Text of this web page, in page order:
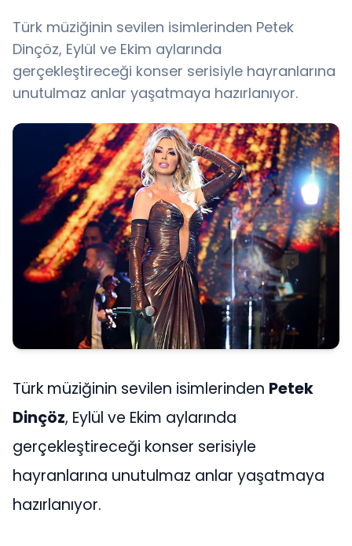
Türk müziğinin sevilen isimlerinden Petek
Dinçöz, Eylül ve Ekim aylarında
gerçekleştireceği konser serisiyle hayranlarına
unutulmaz anlar yaşatmaya hazırlanıyor.
Türk müziğinin sevilen isimlerinden Petek
Dinçöz, Eylül ve Ekim aylarında
gerçekleştireceği konser serisiyle
hayranlarına unutulmaz anlar yaşatmaya
hazırlanıyor.